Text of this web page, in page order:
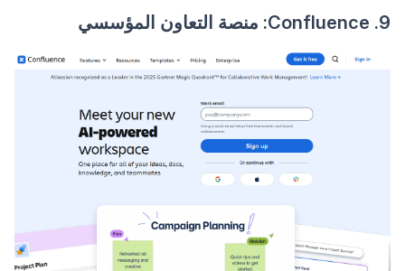
9. Confluence: منصة التعاون المؤسسي